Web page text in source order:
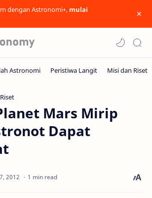
dengan Astronomi+, mulai
Mars Mirip
Dapat
1 min read